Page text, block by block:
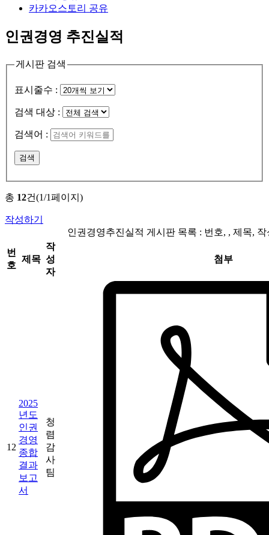
카카오스토리 공유
인권경영 추진실적
게시판 검색
표시줄수 :
검색 대상 :
검색어 :
검색
총 12건(1/1페이지)
작성하기
인권경영추진실적 게시판 목록 : 번호, , 제목,
번
호
제목
작
성
자
첨부
12
2025
년도
인권
경영
종합
결과
보고
서
청
렴
감
사
팀